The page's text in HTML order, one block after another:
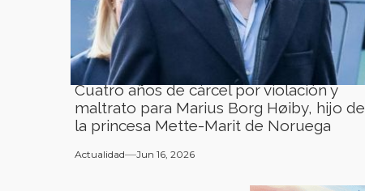
Cuatro años de cárcel por violación y
maltrato para Marius Borg Høiby, hijo de
la princesa Mette-Marit de Noruega
Actualidad Jun 16, 2026